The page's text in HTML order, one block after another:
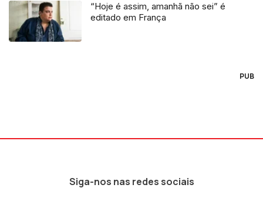
“Hoje é assim, amanhã não sei” é
editado em França
PUB
Siga-nos nas redes sociais